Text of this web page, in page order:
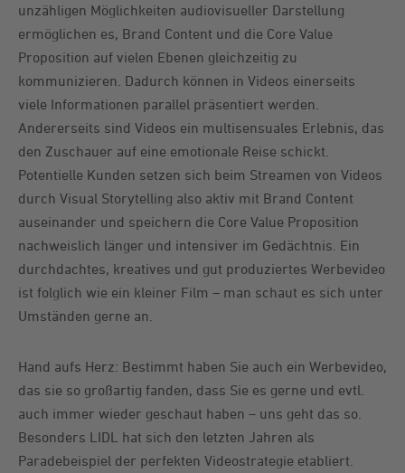
unzähligen Möglichkeiten audiovisueller Darstellung
ermöglichen es, Brand Content und die Core Value
Proposition auf vielen Ebenen gleichzeitig zu
kommunizieren. Dadurch können in Videos einerseits
viele Informationen parallel präsentiert werden.
Andererseits sind Videos ein multisensuales Erlebnis, das
den Zuschauer auf eine emotionale Reise schickt.
Potentielle Kunden setzen sich beim Streamen von Videos
durch Visual Storytelling also aktiv mit Brand Content
auseinander und speichern die Core Value Proposition
nachweislich länger und intensiver im Gedächtnis. Ein
durchdachtes, kreatives und gut produziertes Werbevideo
ist folglich wie ein kleiner Film – man schaut es sich unter
Umständen gerne an.
Hand aufs Herz: Bestimmt haben Sie auch ein Werbevideo,
das sie so großartig fanden, dass Sie es gerne und evtl.
auch immer wieder geschaut haben – uns geht das so.
Besonders LIDL hat sich den letzten Jahren als
Paradebeispiel der perfekten Videostrategie etabliert.